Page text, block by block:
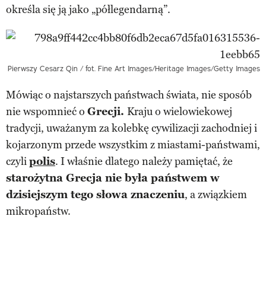
określa się ją jako „półlegendarną”.
Pierwszy Cesarz Qin / fot. Fine Art Images/Heritage Images/Getty Images
Mówiąc o najstarszych państwach świata, nie sposób
nie wspomnieć o Grecji. Kraju o wielowiekowej
tradycji, uważanym za kolebkę cywilizacji zachodniej i
kojarzonym przede wszystkim z miastami-państwami,
czylipolis. I właśnie dlatego należy pamiętać, że
starożytna Grecja nie była państwem w
dzisiejszym tego słowa znaczeniu, a związkiem
mikropaństw.